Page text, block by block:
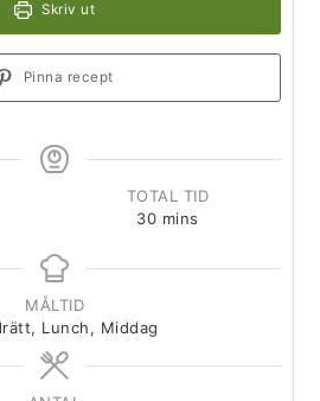
Skriv ut
Pinna recept
TOTAL TID
30 mins
MÅLTID
Lunch, Middag